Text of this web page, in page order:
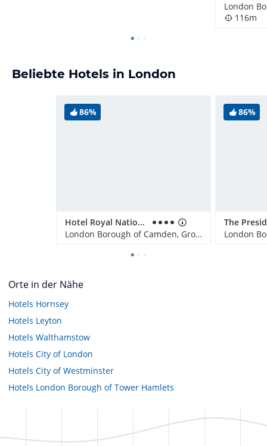
116m
Beliebte Hotels in London
86%
Hotel Royal National
London Borough of Camden, Großbritannien
86%
The
Orte in der Nähe
Hotels Hornsey
Hotels Leyton
Hotels Walthamstow
Hotels City of London
Hotels City of Westminster
Hotels London Borough of Tower Hamlets